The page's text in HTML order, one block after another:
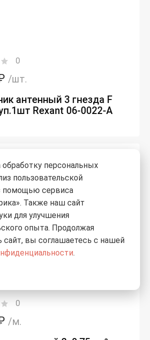
0
/шт.
антенный 3 гнезда F
Rexant 06-0022-A
0
/м.
обработку персональных
пользовательской
помощью сервиса
Также наш сайт
для улучшения
опыта. Продолжая
сайт, вы соглашаетесь с нашей
.